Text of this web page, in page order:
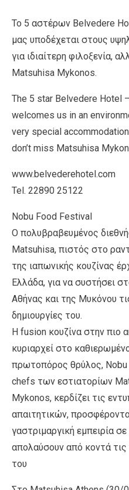
Το 5 αστέρων Belvedere
μας υποδέχεται στους
για ιδιαίτερη φιλοξενία,
Matsuhisa Mykonos.
The 5 star Belvedere Hotel
welcomes us in an
very special
don’t miss Matsuhisa
www.belvederehotel.com
Tel. 22890 25122
Nobu Food Festival
Ο πολυβραβευμένος
Matsuhisa, πιστός στο
της ιαπωνικής κουζίνας
Ελλάδα, για να συστήσει
Αθήνας και της Μυκόνου
δημιουργίες του.
Η fusion κουζίνα στην πιο
κυριαρχεί στο
πρωτοπόρος θρύλος, Nobu
chefs των εστιατορίων
Mykonos, κερδίζει τις
απαιτητικών,
γαστριμαργική εμπειρία
απολαύσουν από κοντά
του